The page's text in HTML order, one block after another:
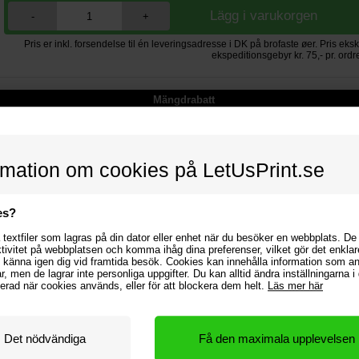
om cookies på LetUsPrint.se
som lagras på din dator eller enhet när du besöker en webbplats.
på webbplatsen och komma ihåg dina preferenser, vilket gör det
igen dig vid framtida besök. Cookies kan innehålla information som
men de lagrar inte personliga uppgifter. Du kan alltid ändra inställningarna i
när cookies används, eller för att blockera dem helt. Läs mer här
- +
Pris er inkl. forsendelse til én leveringsadresse i DK på brofaste øer. Pris
ekspeditionsgebyr kr. 75,- pr.
Mängdrabatt
4stk. 272,06 kr
1.147,04
8stk. 213,24 kr
9 stk. 205,88 kr
10stk. 198,53 kr